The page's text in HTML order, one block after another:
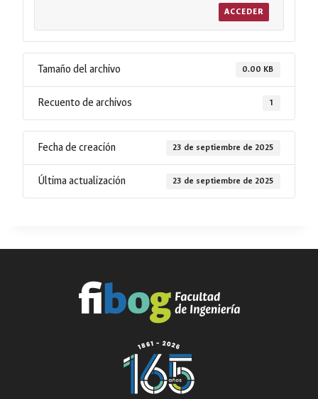
ACCEDER
Tamaño del archivo 0.00 KB
Recuento de archivos 1
Fecha de creación 23 de septiembre de 2025
Última actualización 23 de septiembre de 2025